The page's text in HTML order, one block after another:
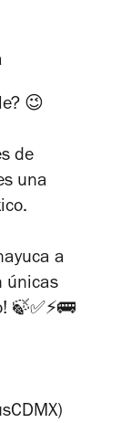
😉
de
una
a
únicas
🍃✅⚡️🚌